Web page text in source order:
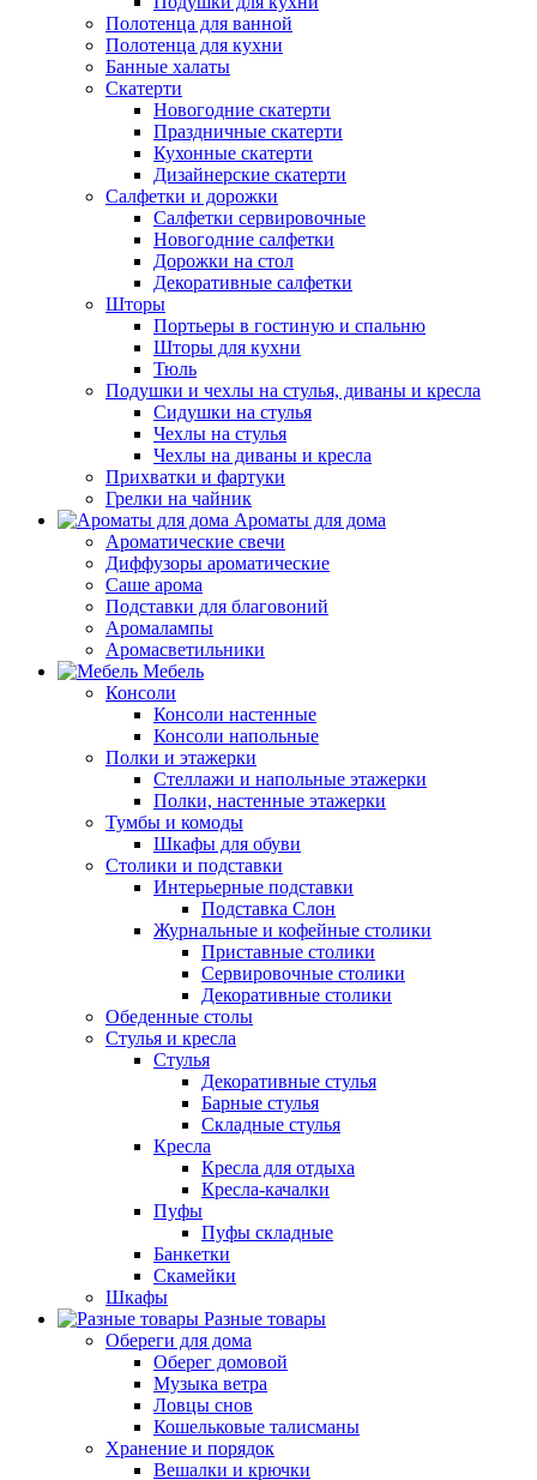
Полотенца для ванной
Полотенца для кухни
Банные халаты
Скатерти
Новогодние скатерти
Праздничные скатерти
Кухонные скатерти
Дизайнерские скатерти
Салфетки и дорожки
Салфетки сервировочные
Новогодние салфетки
Дорожки на стол
Декоративные салфетки
Шторы
Портьеры в гостиную и спальню
Шторы для кухни
Тюль
Подушки и чехлы на стулья, диваны и кресла
Сидушки на стулья
Чехлы на стулья
Чехлы на диваны и кресла
Прихватки и фартуки
Грелки на чайник
Ароматы для дома
Ароматические свечи
Диффузоры ароматические
Саше арома
Подставки для благовоний
Аромалампы
Аромасветильники
Мебель
Консоли
Консоли настенные
Консоли напольные
Полки и этажерки
Стеллажи и напольные этажерки
Полки, настенные этажерки
Тумбы и комоды
Шкафы для обуви
Столики и подставки
Интерьерные подставки
Подставка Слон
Журнальные и кофейные столики
Приставные столики
Сервировочные столики
Декоративные столики
Обеденные столы
Стулья и кресла
Стулья
Декоративные стулья
Барные стулья
Складные стулья
Кресла
Кресла для отдыха
Кресла-качалки
Пуфы
Пуфы складные
Банкетки
Скамейки
Шкафы
Разные товары
Обереги для дома
Оберег домовой
Музыка ветра
Ловцы снов
Кошельковые талисманы
Хранение и порядок
Вешалки и крючки